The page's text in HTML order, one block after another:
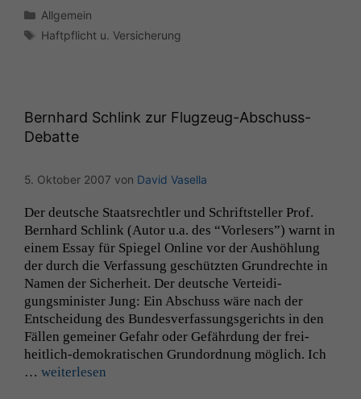
Kategorien
Allgemein
Schlagwörter
Haftpflicht u. Versicherung
Bernhard Schlink zur Flugzeug-Abschuss-
Debatte
5. Oktober 2007 von David Vasella
Der deutsche Staat­srechtler und Schrift­steller Prof.
Bern­hard Schlink (Autor u.a. des “Vor­lesers”) warnt in
einem Essay für Spiegel Online vor der Aushöh­lung
der durch die Ver­fas­sung geschützten Grun­drechte in
Namen der Sicher­heit. Der deutsche Vertei­di­
gungsmin­is­ter Jung: Ein Abschuss wäre nach der
Entschei­dung des Bun­desver­fas­sungs­gerichts in den
Fällen gemein­er Gefahr oder Gefährdung der frei­
heitlich-demokratis­chen Grun­dord­nung möglich. Ich
… weit­er­lesen